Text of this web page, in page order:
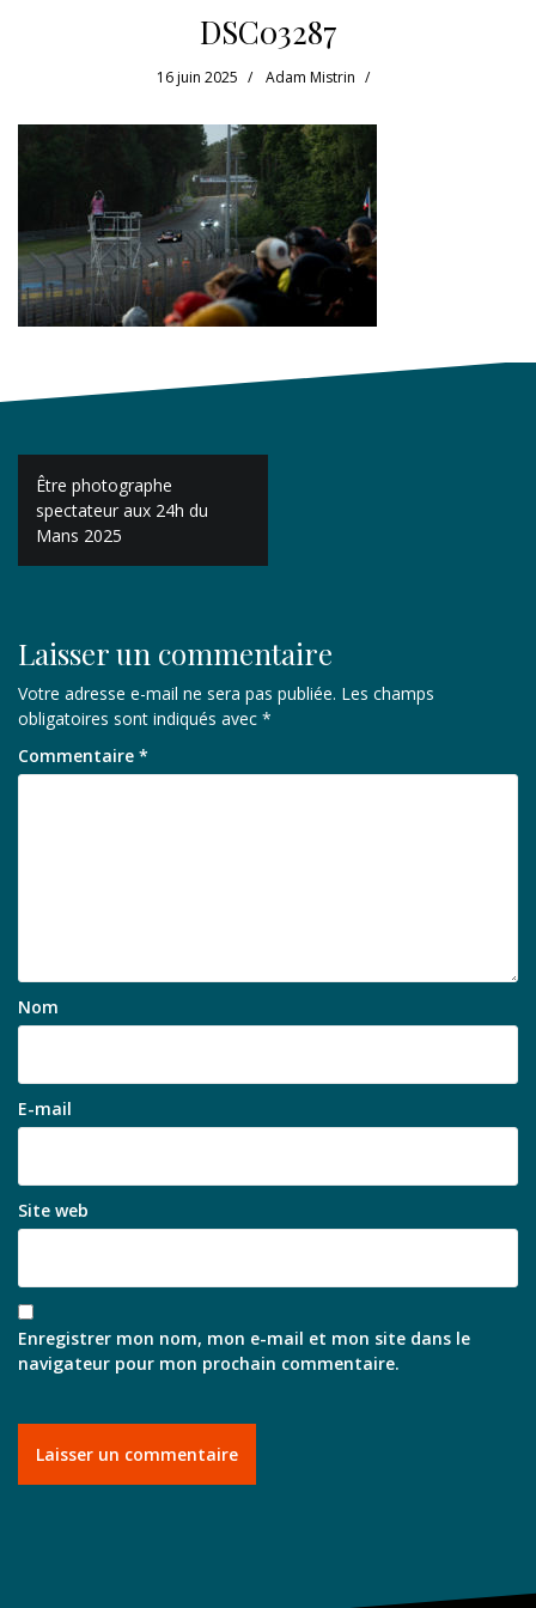
DSC03287
16 juin 2025 Adam Mistrin
Navigation
de
l’article
Être photographe
spectateur aux 24h du
Mans 2025
Laisser un commentaire
Votre adresse e-mail ne sera pas publiée. Les champs
obligatoires sont indiqués avec *
Commentaire *
Nom
E-mail
Site web
Enregistrer mon nom, mon e-mail et mon site dans le
navigateur pour mon prochain commentaire.